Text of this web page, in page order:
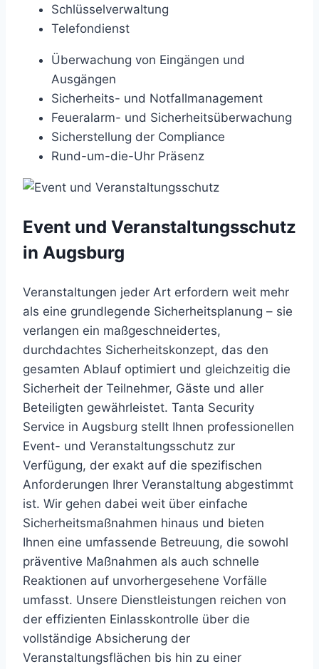
Schlüsselverwaltung
Telefondienst
Überwachung von Eingängen und
Ausgängen
Sicherheits- und Notfallmanagement
Feueralarm- und Sicherheitsüberwachung
Sicherstellung der Compliance
Rund-um-die-Uhr Präsenz
Event und Veranstaltungsschutz
in Augsburg
Veranstaltungen jeder Art erfordern weit mehr
als eine grundlegende Sicherheitsplanung – sie
verlangen ein maßgeschneidertes,
durchdachtes Sicherheitskonzept, das den
gesamten Ablauf optimiert und gleichzeitig die
Sicherheit der Teilnehmer, Gäste und aller
Beteiligten gewährleistet. Tanta Security
Service in Augsburg stellt Ihnen professionellen
Event- und Veranstaltungsschutz zur
Verfügung, der exakt auf die spezifischen
Anforderungen Ihrer Veranstaltung abgestimmt
ist. Wir gehen dabei weit über einfache
Sicherheitsmaßnahmen hinaus und bieten
Ihnen eine umfassende Betreuung, die sowohl
präventive Maßnahmen als auch schnelle
Reaktionen auf unvorhergesehene Vorfälle
umfasst. Unsere Dienstleistungen reichen von
der effizienten Einlasskontrolle über die
vollständige Absicherung der
Veranstaltungsflächen bis hin zu einer